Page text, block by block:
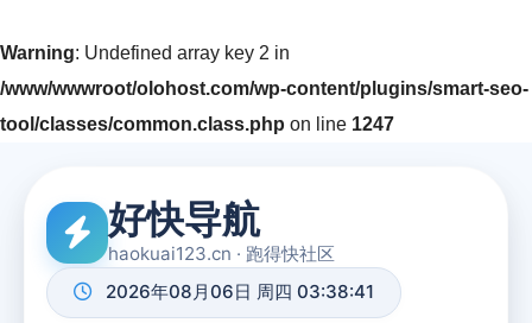
Warning: Undefined array key 2 in
/www/wwwroot/olohost.com/wp-content/plugins/smart-seo-
tool/classes/common.class.php on line 1247